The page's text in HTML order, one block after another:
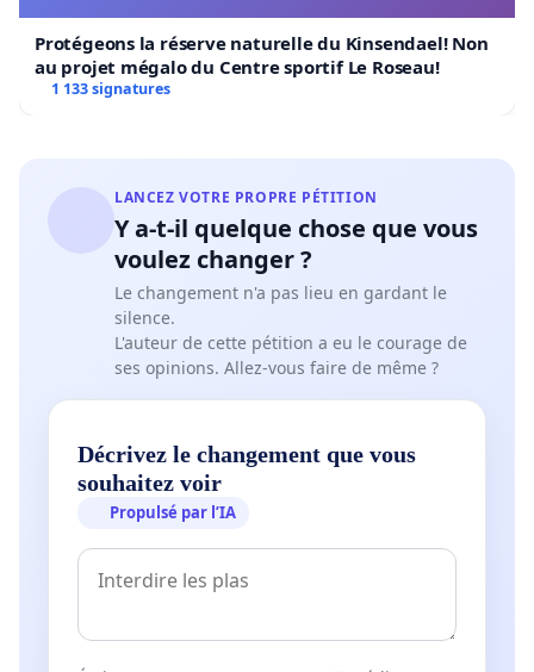
Protégeons la réserve naturelle du Kinsendael! Non
au projet mégalo du Centre sportif Le Roseau!
1 133 signatures
LANCEZ VOTRE PROPRE PÉTITION
Y a-t-il quelque chose que vous
voulez changer ?
Le changement n'a pas lieu en gardant le
silence.
L'auteur de cette pétition a eu le courage de
ses opinions. Allez-vous faire de même ?
Décrivez le changement que vous
souhaitez voir
Propulsé par l’IA